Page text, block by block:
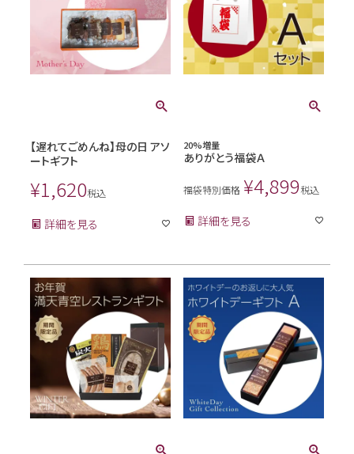
【遅れてごめんね】母の日 アソ
ートギフト
¥1,620税込
詳細を見る
20%増量
ありがとう福袋Ａ
福袋特別価格 ¥4,899税込
詳細を見る